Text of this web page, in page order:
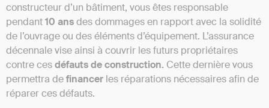
constructeur d’un bâtiment, vous êtes responsable
pendant10 ansdes dommages en rapport avec la solidité
de l’ouvrage ou des éléments d’équipement. L’assurance
décennale vise ainsi à couvrir les futurs propriétaires
contre cesdéfautsdeconstruction. Cette dernière vous
permettra definancer les réparations nécessaires afin de
réparer ces défauts.